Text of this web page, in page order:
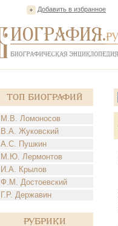
Добавить в избранное
Топ Биографий
М.В. Ломоносов
В.А. Жуковский
А.С. Пушкин
М.Ю. Лермонтов
И.А. Крылов
Ф.М. Достоевский
Г.Р. Державин
Рубрики